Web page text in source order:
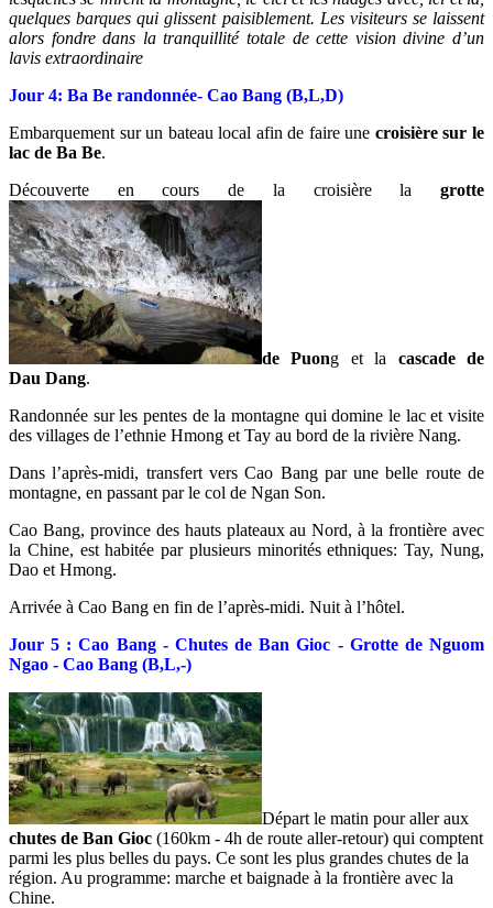
quelques barques qui glissent paisiblement. Les visiteurs se laissent
alors fondre dans la tranquillité totale de cette vision divine d’un
lavis extraordinaire
Jour 4: Ba Be randonnée- Cao Bang (B,L,D)
Embarquement sur un bateau local afin de faire une croisière sur le
lac de Ba Be.
Découverte en cours de la croisière la grotte
de Puong et la cascade de
Dau Dang.
Randonnée sur les pentes de la montagne qui domine le lac et visite
des villages de l’ethnie Hmong et Tay au bord de la rivière Nang.
Dans l’après-midi, transfert vers Cao Bang par une belle route de
montagne, en passant par le col de Ngan Son.
Cao Bang, province des hauts plateaux au Nord, à la frontière avec
la Chine, est habitée par plusieurs minorités ethniques: Tay, Nung,
Dao et Hmong.
Arrivée à Cao Bang en fin de l’après-midi. Nuit à l’hôtel.
Jour 5 : Cao Bang - Chutes de Ban Gioc - Grotte de Nguom
Ngao - Cao Bang (B,L,-)
Départ le matin pour aller aux
chutes de Ban Gioc (160km - 4h de route aller-retour) qui comptent
parmi les plus belles du pays. Ce sont les plus grandes chutes de la
région. Au programme: marche et baignade à la frontière avec la
Chine.